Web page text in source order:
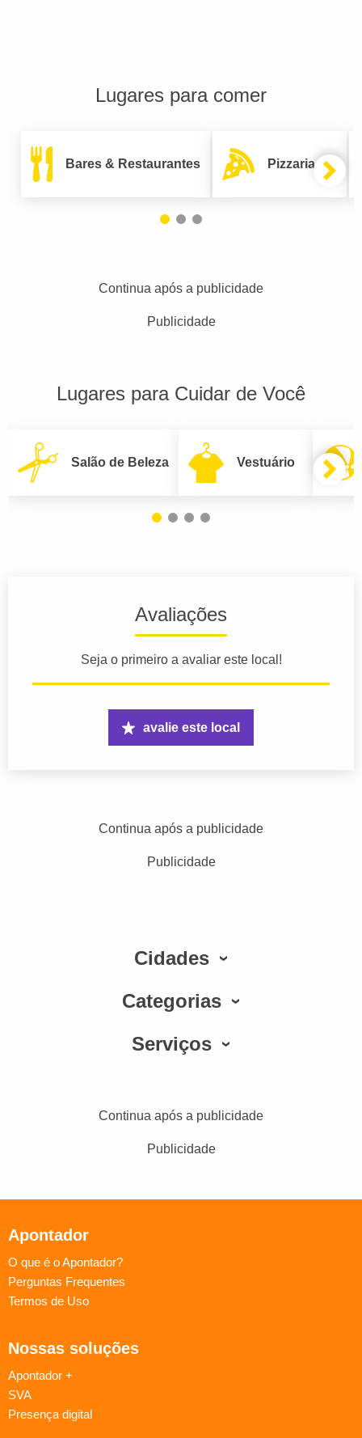
Lugares para comer
Bares & Restaurantes Pizzarias
Continua após a publicidade
Publicidade
Lugares para Cuidar de Você
Salão de Beleza Vestuário
Avaliações
Seja o primeiro a avaliar este local!
avalie este local
Continua após a publicidade
Publicidade
Cidades
Categorias
Serviços
Continua após a publicidade
Publicidade
Apontador
O que é o Apontador?
Perguntas Frequentes
Termos de Uso
Nossas soluções
Apontador +
SVA
Presença digital